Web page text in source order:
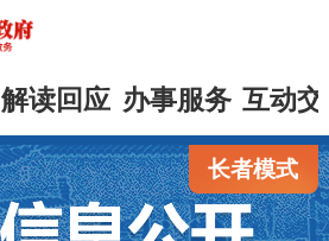
解读回应 办事服务 互动
长者模式